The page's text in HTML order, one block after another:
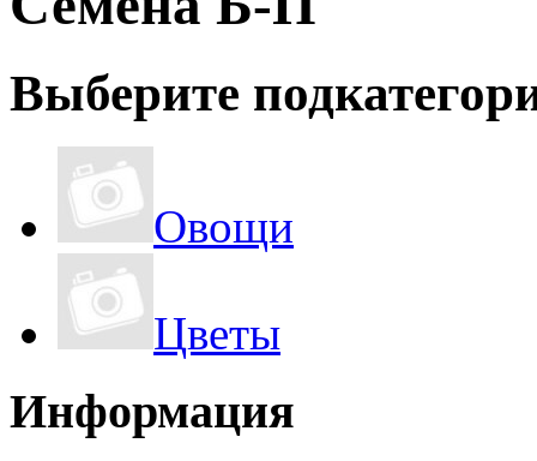
Выберите
Овощи
Цветы
Информация